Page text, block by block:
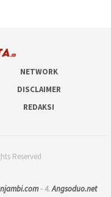
NETWORK
DISCLAIMER
REDAKSI
Reserved
- 4.Angsoduo.net